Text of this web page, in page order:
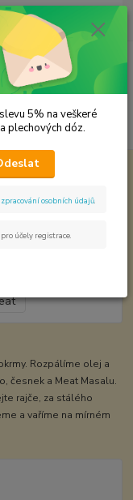
Menu
Hledat
ks
za 0,00 Kč
Masala Meat
Rozpálíme olej a
česnek a Meat Masalu.
rajče, za stálého
a vaříme na mírném
5% na veškeré
plechových dóz.
osobních údajů
pro účely registrace.